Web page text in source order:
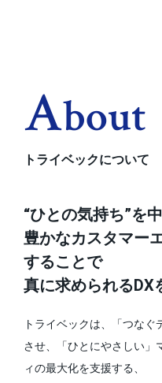
ABout
トライベックについて
“ひとの気持ち”を
豊かなカスタマー
することで
真に求められるDX
トライベックは、「つな
させ、
「ひとにやさしい
ィの最大化を支援する、